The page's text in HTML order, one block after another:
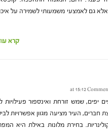
אלא גם לאמצעי משמעותי לשמירה על
קרא
יפים, שמש זורחת ואינספור פעילויות
העיר מציעה מגוון אפשרויות
בחירת מלונות באילת היא